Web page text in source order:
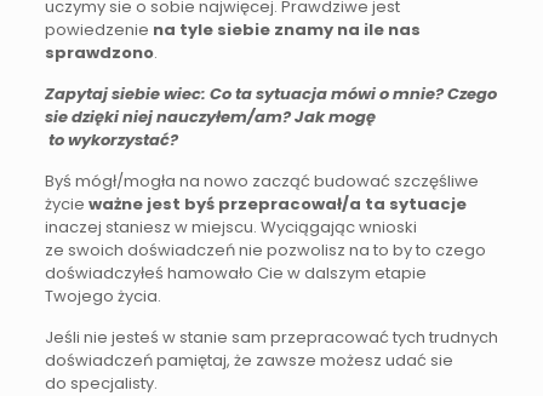
uczymy sie o sobie najwięcej. Prawdziwe jest
powiedzenie na tyle siebie znamy na ile nas
sprawdzono.
Zapytaj siebie wiec: Co ta sytuacja mówi o mnie? Czego
sie dzięki niej nauczyłem/am? Jak mogę
to wykorzystać?
Byś mógł/mogła na nowo zacząć budować szczęśliwe
życie ważne jest byś przepracował/a ta sytuacje
inaczej staniesz w miejscu. Wyciągając wnioski
ze swoich doświadczeń nie pozwolisz na to by to czego
doświadczyłeś hamowało Cie w dalszym etapie
Twojego życia.
Jeśli nie jesteś w stanie sam przepracować tych trudnych
doświadczeń pamiętaj, że zawsze możesz udać sie
do specjalisty.